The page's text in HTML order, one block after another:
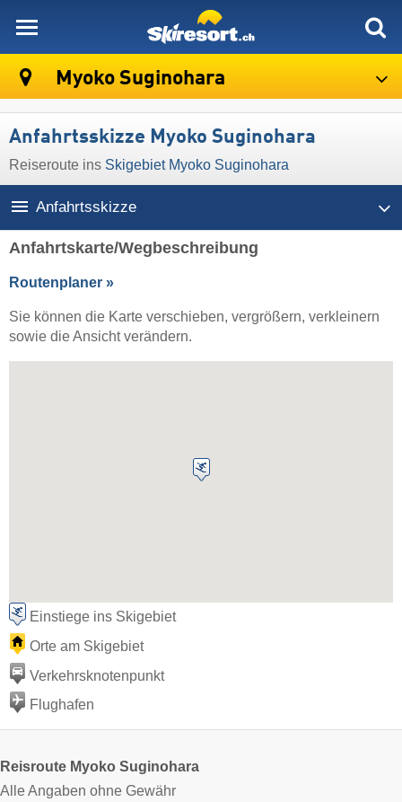
Myoko Suginohara
Anfahrtsskizze Myoko Suginohara
Reiseroute ins Skigebiet Myoko Suginohara
Anfahrtsskizze
Anfahrtskarte/Wegbeschreibung
Routenplaner »
Sie können die Karte verschieben, vergrößern, verkleinern
sowie die Ansicht verändern.
Einstiege ins Skigebiet
Orte am Skigebiet
Verkehrsknotenpunkt
Flughafen
Reisroute Myoko Suginohara
Alle Angaben ohne Gewähr